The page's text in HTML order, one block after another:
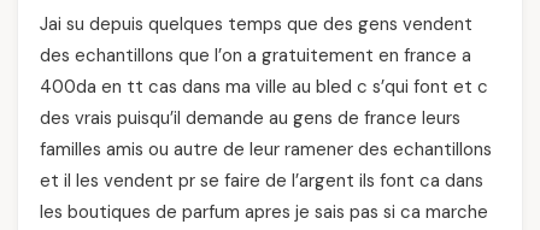
Jai su depuis quelques temps que des gens vendent
des echantillons que l’on a gratuitement en france a
400da en tt cas dans ma ville au bled c s’qui font et c
des vrais puisqu’il demande au gens de france leurs
familles amis ou autre de leur ramener des echantillons
et il les vendent pr se faire de l’argent ils font ca dans
les boutiques de parfum apres je sais pas si ca marche